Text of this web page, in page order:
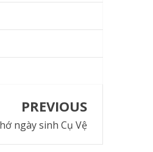
PREVIOUS
ngày sinh Cụ Vệ